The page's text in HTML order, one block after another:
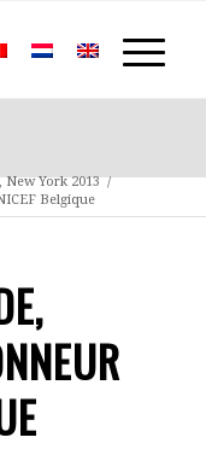
New York 2013 /
Belgique